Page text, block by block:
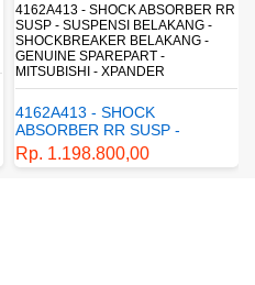
4162A413 - SHOCK ABSORBER RR
SUSP - SUSPENSI BELAKANG -
SHOCKBREAKER BELAKANG -
GENUINE SPAREPART -
MITSUBISHI - XPANDER
4162A413 - SHOCK
ABSORBER RR SUSP -
SUSPENSI BELAKANG -
SHOCKBREAKER BELAKANG
Rp. 1.198.800,00